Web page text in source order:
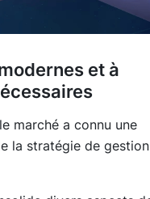
et à
marché a connu une
la stratégie de gestion